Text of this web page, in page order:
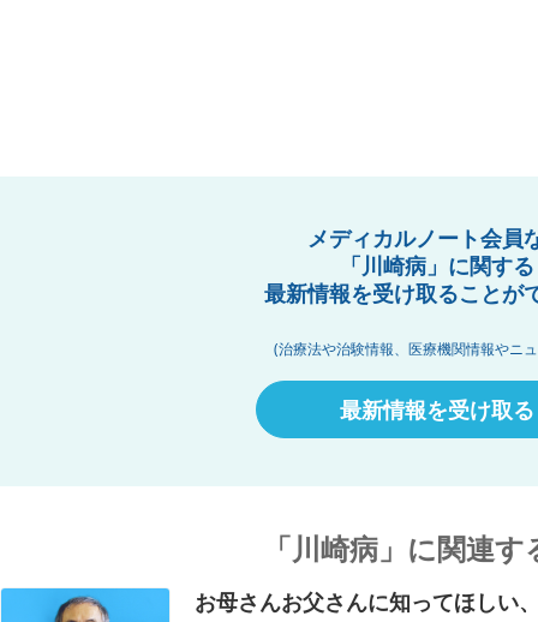
メディカルノート会員
「川崎病」に関する
最新情報を受け取ることが
(治療法や治験情報、医療機関情報やニ
最新情報を受け取る
「川崎病」に関連す
お母さんお父さんに知ってほしい